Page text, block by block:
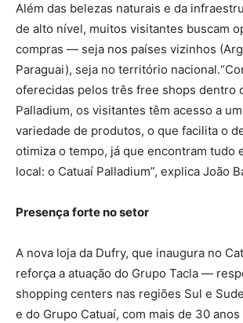
Além das belezas naturais e da
de alto nível, muitos visitantes buscam
compras — seja nos países vizinhos
Paraguai), seja no território
oferecidas pelos três free shops dentro
Palladium, os visitantes têm acesso a
variedade de produtos, o que facilita o
otimiza o tempo, já que encontram tudo
local: o Catuaí Palladium”, explica João
Presença forte no setor
A nova loja da Dufry, que inaugura no
reforça a atuação do Grupo Tacla —
shopping centers nas regiões Sul e
e do Grupo Catuaí, com mais de 30